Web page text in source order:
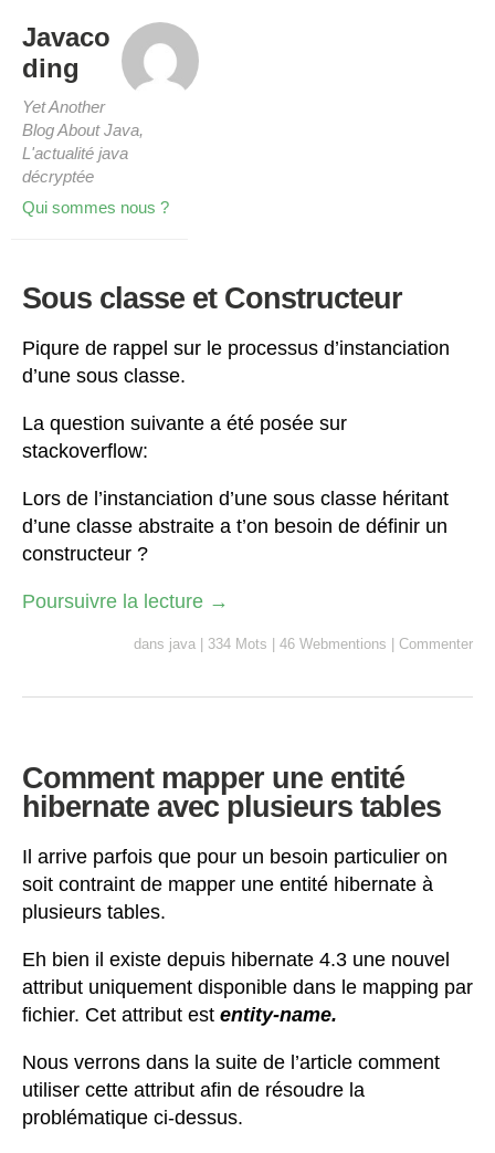
Javaco
ding
Yet Another
Blog About Java,
L'actualité java
décryptée
Qui sommes nous ?
Sous classe et Constructeur
Piqure de rappel sur le processus d’instanciation
d’une sous classe.
La question suivante a été posée sur
stackoverflow:
Lors de l’instanciation d’une sous classe héritant
d’une classe abstraite a t’on besoin de définir un
constructeur ?
Poursuivre la lecture →
dans java 334 Mots 46 Webmentions Commenter
Comment mapper une entité
hibernate avec plusieurs tables
Il arrive parfois que pour un besoin particulier on
soit contraint de mapper une entité hibernate à
plusieurs tables.
Eh bien il existe depuis hibernate 4.3 une nouvel
attribut uniquement disponible dans le mapping par
fichier. Cet attribut est entity-name.
Nous verrons dans la suite de l’article comment
utiliser cette attribut afin de résoudre la
problématique ci-dessus.